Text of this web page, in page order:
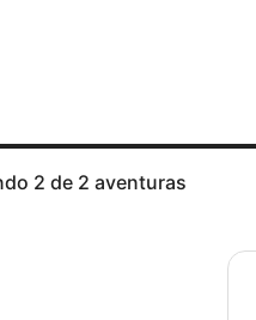
2 de 2 aventuras